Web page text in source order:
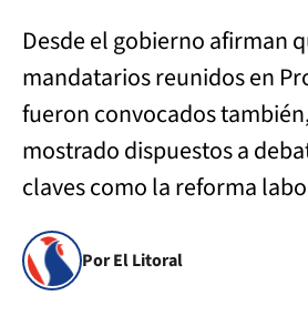
Desde el gobierno afirman
mandatarios reunidos en
fueron convocados
mostrado dispuestos a
claves como la reforma
Por El Litoral